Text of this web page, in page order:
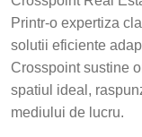
Printr-o expertiza
solutii eficiente
Crosspoint sustine
spatiul ideal,
mediului de lucru.